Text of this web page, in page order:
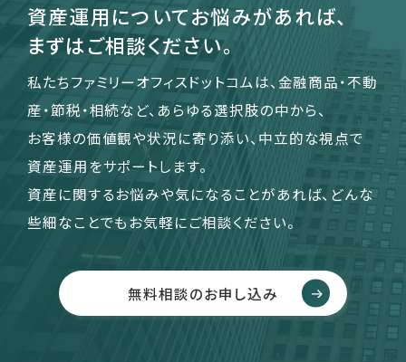
資産運用についてお悩みがあれば、
まずはご相談ください。
私たちファミリーオフィスドットコムは、金融商品・不動
産・節税・相続など、あらゆる選択肢の中から、
お客様の価値観や状況に寄り添い、中立的な視点で
資産運用をサポートします。
資産に関するお悩みや気になることがあれば、どんな
些細なことでもお気軽にご相談ください。
無料相談のお申し込み